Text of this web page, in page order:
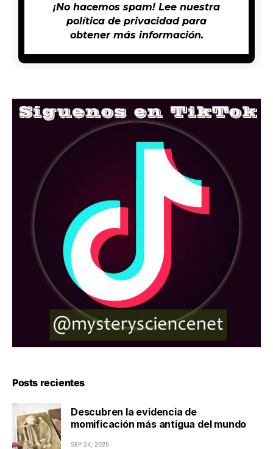
¡No hacemos spam! Lee nuestra
política de privacidadpara
obtener más información.
Posts recientes
Descubren la evidencia de
momificación más antigua del mundo
SEP 24, 2025